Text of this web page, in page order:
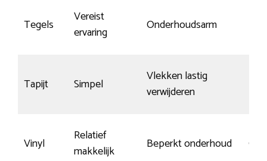
Tegels
Vereist
ervaring
Onderhoudsarm
Tapijt Simpel
Vlekken lastig
verwijderen
Vinyl
Relatief
makkelijk
Beperkt onderhoud